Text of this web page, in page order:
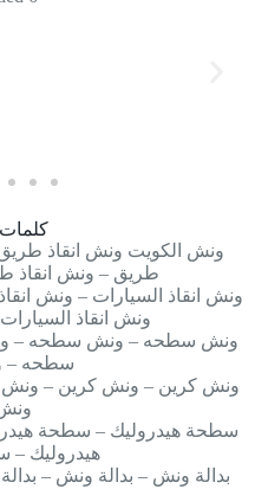
ونش الكويت ونش انقاذ
طريق – ونش انقاذ
ونش انقاذ السيارات – ونش
ونش انقاذ
ونش سطحه – ونش سطحه –
سطحه –
ونش كرين – ونش كرين –
سطحة هيدروليك – سطحة
هيدروليك –
بدالة ونش – بدالة ونش –